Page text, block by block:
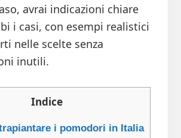
avrai indicazioni chiare
i casi, con esempi realistici
nelle scelte senza
inutili.
Indice
i pomodori in Italia